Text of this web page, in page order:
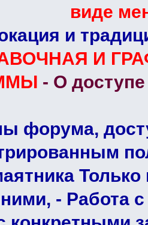
виде
и
И
- О
форума,
- Работа